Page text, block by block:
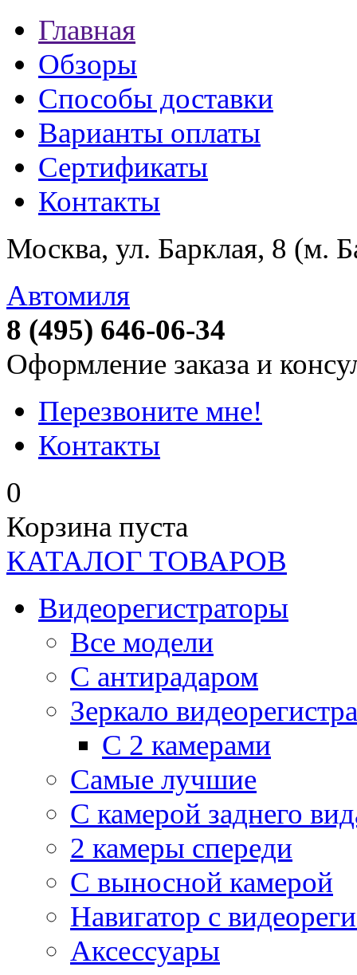
Главная
Обзоры
Способы доставки
Варианты оплаты
Сертификаты
Контакты
Москва, ул. Барклая, 8 (м.
Автомиля
8 (495) 646-06-34
Оформление заказа и
Перезвоните мне!
Контакты
0
Корзина пуста
КАТАЛОГ ТОВАРОВ
Видеорегистраторы
Все модели
C антирадаром
Зеркало
С 2 камерами
Самые лучшие
С камерой заднего
2 камеры спереди
С выносной камерой
Навигатор с
Аксессуары